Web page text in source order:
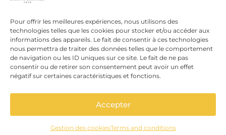
Pour offrir les meilleures expériences, nous utilisons des
technologies telles que les cookies pour stocker et/ou accéder aux
informations des appareils. Le fait de consentir à ces technologies
nous permettra de traiter des données telles que le comportement
de navigation ou les ID uniques sur ce site. Le fait de ne pas
consentir ou de retirer son consentement peut avoir un effet
négatif sur certaines caractéristiques et fonctions.
Accepter
Gestion des cookiesTerms and conditions
DELIVERY METHODS
PAYMENT METHODS